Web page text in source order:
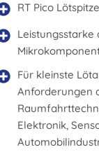
RT Pico
Leistungsstarke
Für kleinste
Anforderungen
Elektronik,